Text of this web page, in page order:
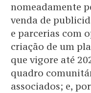
nomeadamente
venda de
e parcerias com
criação de um
que vigore até
quadro
associados; e,